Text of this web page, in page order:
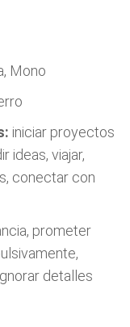
Mono
iniciar proyectos
ideas, viajar,
conectar con
prometer
detalles